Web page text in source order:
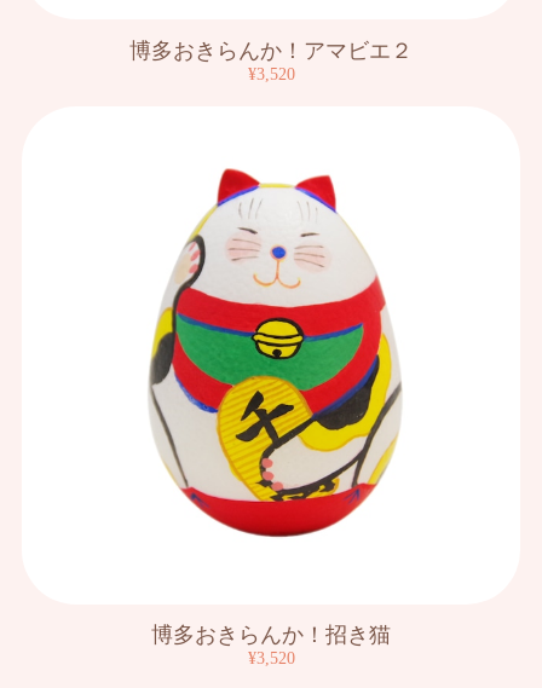
博多おきらんか！アマビエ２
¥3,520
博多おきらんか！招き猫
¥3,520